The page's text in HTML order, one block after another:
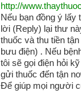
http://
Nếu bạn đồng ý lấy
lời (Reply) lại thư
thuốc và thu tiền
bưu điện) . Nếu
tôi sẽ gọi điện hỏi
gửi thuốc đến tận
Để giúp mọi người